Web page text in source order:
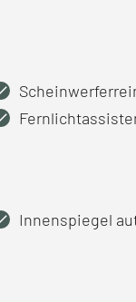
Innenspiegel